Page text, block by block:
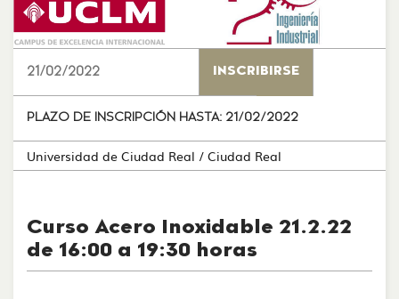
21/02/2022 INSCRIBIRSE
PLAZO DE INSCRIPCIÓN HASTA: 21/02/2022
Universidad de Ciudad Real / Ciudad Real
Curso Acero Inoxidable 21.2.22
de 16:00 a 19:30 horas